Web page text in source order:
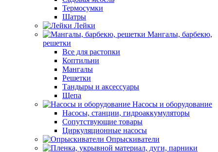
Термосумки
Шатры
Лейки
Мангалы, барбекю,
решетки
Все для растопки
Коптильни
Мангалы
Решетки
Тандыры и аксессуары
Щепа
Насосы и оборудование
Насосы, станции, гидроаккумуляторы
Сопутствующие товары
Циркуляционные насосы
Опрыскиватели